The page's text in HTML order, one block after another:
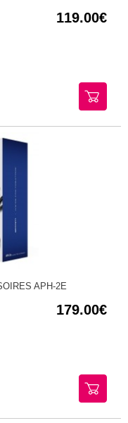
119.00
APH-2E
179.00